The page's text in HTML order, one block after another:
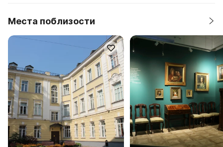
Места поблизости